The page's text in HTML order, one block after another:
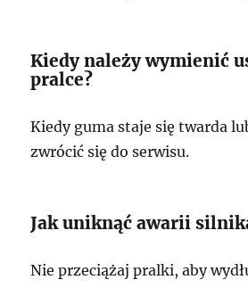
Kiedy należy wymienić
pralce?
Kiedy guma staje się twarda
zwrócić się do serwisu.
Jak uniknąć awarii
Nie przeciążaj pralki, aby